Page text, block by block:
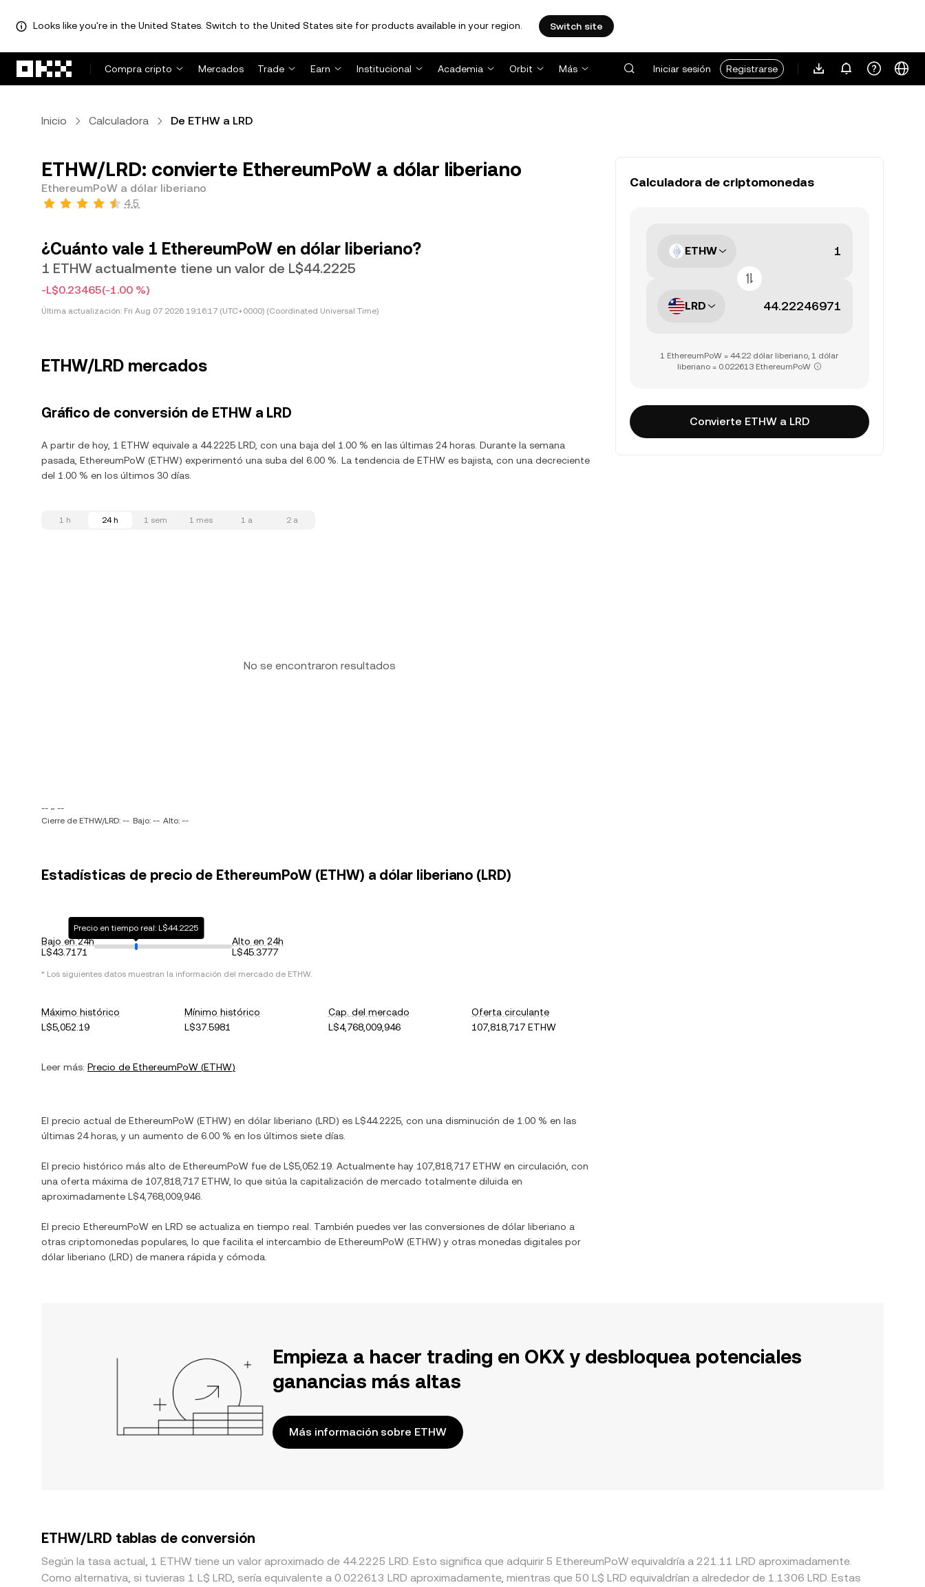
Looks like you're in the United States. Switch to the United States site for products available in your region. Switch site
Compra cripto
Mercados Trade Earn Institucional Academia Orbit Más Iniciar sesión Registrarse
Inicio Calculadora De ETHW a LRD
ETHW/LRD: convierte EthereumPoW a dólar liberiano
EthereumPoW a dólar liberiano
4.5
¿Cuánto vale 1 EthereumPoW en dólar liberiano?
1 ETHW actualmente tiene un valor de L$44.2225
-L$0.23465(-1.00 %)
Última actualización: Fri Aug 07 2026 19:16:17 (UTC+0000) (Coordinated Universal Time)
ETHW/LRD mercados
Gráfico de conversión de ETHW a LRD
A partir de hoy, 1 ETHW equivale a 44.2225 LRD, con una baja del 1.00 % en las últimas 24 horas. Durante la semana
pasada, EthereumPoW (ETHW) experimentó una suba del 6.00 %. La tendencia de ETHW es bajista, con una decreciente
del 1.00 % en los últimos 30 días.
1 h 24 h 1 sem 1 mes 1 a 2 a
No se encontraron resultados
-- ~ --
Cierre de ETHW/LRD: -- Bajo: -- Alto: --
Estadísticas de precio de EthereumPoW (ETHW) a dólar liberiano (LRD)
Bajo en 24h
L$43.7171
Precio en tiempo real: L$44.2225
Alto en 24h
L$45.3777
* Los siguientes datos muestran la información del mercado de ETHW.
Máximo histórico
L$5,052.19
Mínimo histórico
L$37.5981
Cap. del mercado
L$4,768,009,946
Oferta circulante
107,818,717 ETHW
Leer más: Precio de EthereumPoW (ETHW)
El precio actual de EthereumPoW (ETHW) en dólar liberiano (LRD) es L$44.2225 , con una disminución de 1.00 % en las
últimas 24 horas, y un aumento de 6.00 % en los últimos siete días.
El precio histórico más alto de EthereumPoW fue de L$5,052.19 . Actualmente hay 107,818,717 ETHW en circulación, con
una oferta máxima de 107,818,717 ETHW, lo que sitúa la capitalización de mercado totalmente diluida en
aproximadamente L$4,768,009,946
El precio EthereumPoW en LRD se actualiza en tiempo real. También puedes ver las conversiones de dólar liberiano a
otras criptomonedas populares, lo que facilita el intercambio de EthereumPoW (ETHW) y otras monedas digitales por
dólar liberiano (LRD) de manera rápida y cómoda.
Calculadora de criptomonedas
ETHW
LRD
1 EthereumPoW = 44.22 dólar liberiano, 1 dólar
liberiano = 0.022613 EthereumPoW
Convierte ETHW a LRD
Empieza a hacer trading en OKX y desbloquea potenciales
ganancias más altas
Más información sobre ETHW
ETHW/LRD tablas de conversión
Según la tasa actual, 1 ETHW tiene un valor aproximado de 44.2225 LRD. Esto significa que adquirir 5 EthereumPoW equivaldría a 221.11 LRD aproximadamente.
Como alternativa, si tuvieras 1 L$ LRD, sería equivalente a 0.022613 LRD aproximadamente, mientras que 50 L$ LRD equivaldrían a alrededor de 1.1306 LRD. Estas